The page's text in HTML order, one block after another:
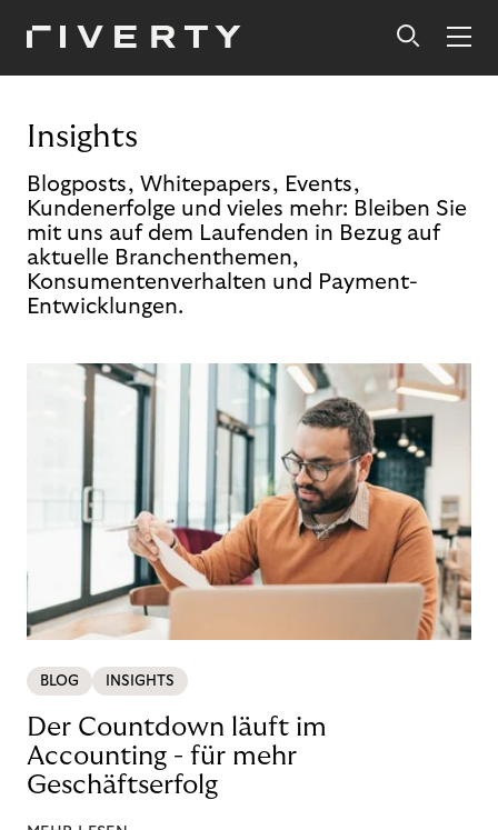
Insights
Blogposts, Whitepapers, Events,
Kundenerfolge und vieles mehr: Bleiben Sie
mit uns auf dem Laufenden in Bezug auf
aktuelle Branchenthemen,
Konsumentenverhalten und Payment-
Entwicklungen.
BLOG INSIGHTS
Der Countdown läuft im
Accounting - für mehr
Geschäftserfolg